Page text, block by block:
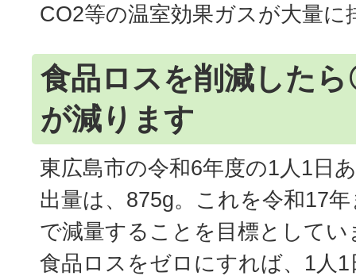
CO2等の温室効果ガスが大量に
食品ロスを削減した
が減ります
東広島市の令和6年度の1人1日
出量は、875g。これを令和17
で減量することを目標としてい
食品ロスをゼロにすれば、1人